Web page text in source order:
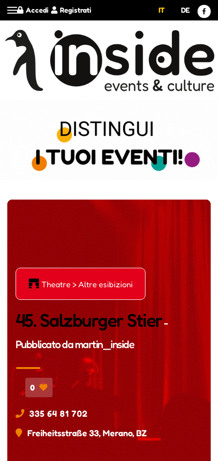
Registrati
Accedi IT DE
Ė Theatre > Altre esibizioni
45. Salzburger Stier-
Pubblicato damartin_inside
0
335 64 81 702
Freiheitsstraße 33, Merano, BZ